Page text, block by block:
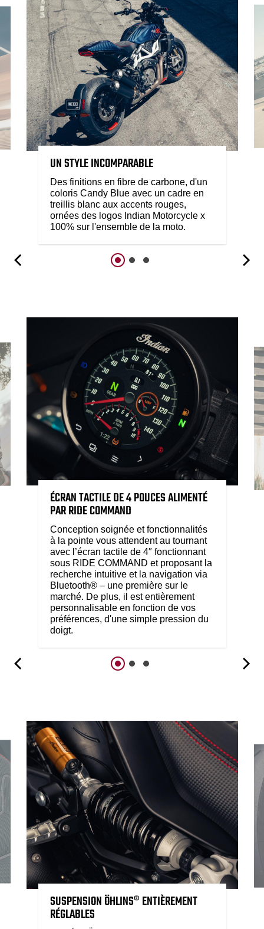
UN STYLE INCOMPARABLE
Des finitions en fibre de carbone, d'un
coloris Candy Blue avec un cadre en
treillis blanc aux accents rouges,
ornées des logos Indian Motorcycle x
100% sur l'ensemble de la moto.
ÉCRAN TACTILE DE 4 POUCES ALIMENTÉ
PAR RIDE COMMAND
Conception soignée et fonctionnalités
à la pointe vous attendent au tournant
avec l’écran tactile de 4″ fonctionnant
sous RIDE COMMAND et proposant la
recherche intuitive et la navigation via
Bluetooth® – une première sur le
marché. De plus, il est entièrement
personnalisable en fonction de vos
préférences, d'une simple pression du
doigt.
SUSPENSION ÖHLINS® ENTIÈREMENT
RÉGLABLES